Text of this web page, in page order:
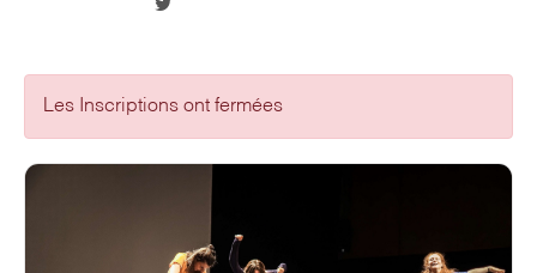
Les Inscriptions ont fermées